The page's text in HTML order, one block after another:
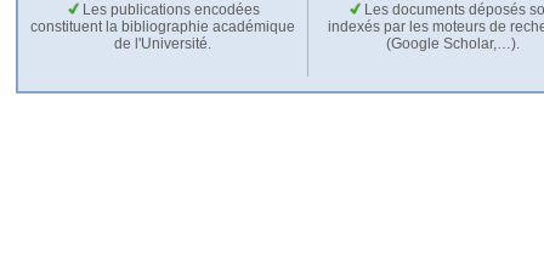
Les publications encodées
constituent la bibliographie académique
de l'Université.
Les documents déposés
indexés par les moteurs de
(Google Scholar,…).